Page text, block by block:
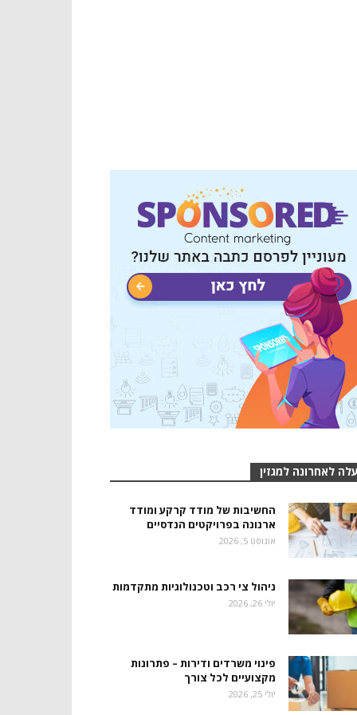
לאחרונה למגזין
החשיבות של מודד קרקע ומודד
ארנונה בפרויקטים הנדסיים
אוגוסט 5, 2026
ניהול צי רכב וטכנולוגיות מתקדמות
יולי 26, 2026
פינוי משרדים ודירות – פתרונות
מקצועיים לכל צורך
יולי 25, 2026